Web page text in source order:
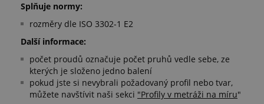
Splňuje normy:
rozměry dle ISO 3302-1 E2
Další informace:
počet proudů označuje počet pruhů vedle sebe, ze
kterých je složeno jedno balení
pokud jste si nevybrali požadovaný profil nebo tvar,
můžete navštívit naši sekci "Profily v metráži na míru"